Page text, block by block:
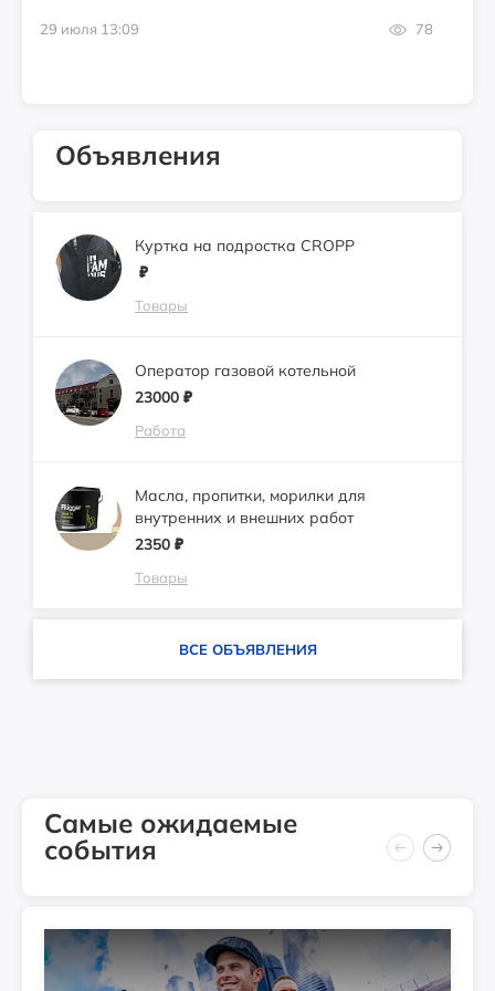
29 июля 13:09 78
Объявления
Куртка на подростка CROPP
₽
Товары
Оператор газовой котельной
23000 ₽
Работа
Масла, пропитки, морилки для
внутренних и внешних работ
2350 ₽
Товары
ВСЕ ОБЪЯВЛЕНИЯ
Самые ожидаемые
события